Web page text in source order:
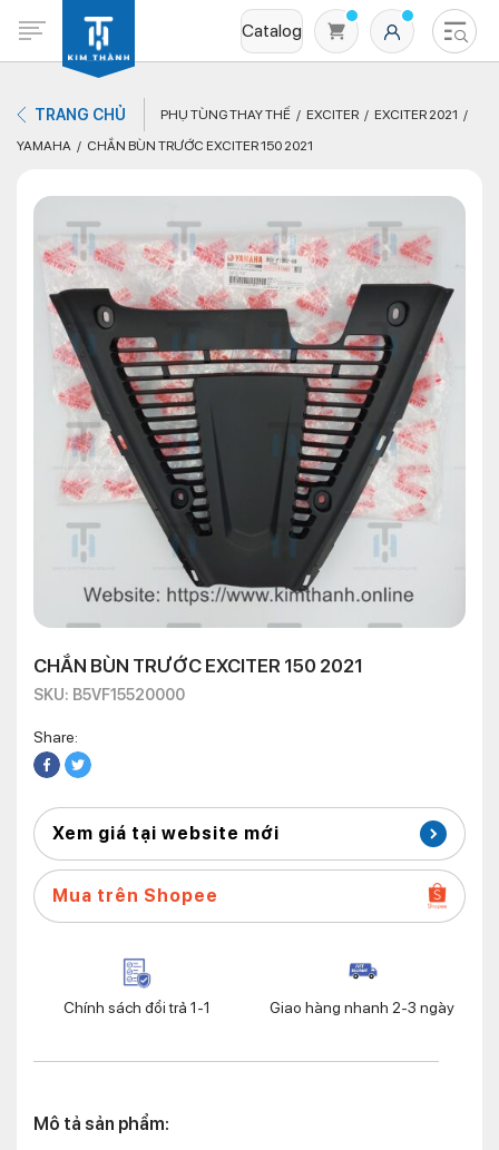
Catalog
Không có sản phẩm nào trong giỏ hàng
TRANG CHỦ PHỤ TÙNG THAY THẾ EXCITER
EXCITER 2021
YAMAHA
CHẮN BÙN TRƯỚC EXCITER 150 2021
CHẮN BÙN TRƯỚC EXCITER 150 2021
SKU: B5VF15520000
Share:
Xem giá tại website mới
Mua trên Shopee
Chính sách đổi trả 1-1 Giao hàng nhanh 2-3 ngày
Mô tả sản phẩm: